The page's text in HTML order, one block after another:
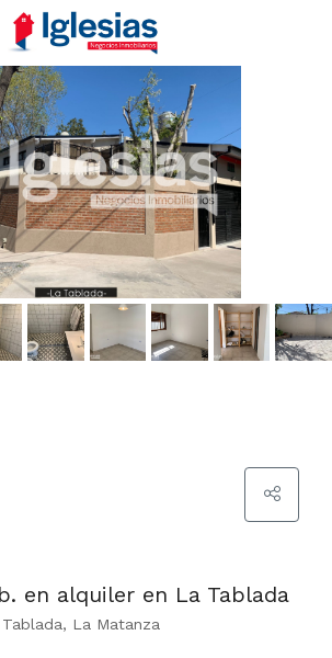
en alquiler en La Tablada
La Matanza